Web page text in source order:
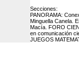
Secciones:
PANORAMA:
Minguella Canela.
Macía. FORO
en comunicación
JUEGOS